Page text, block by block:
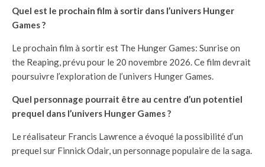
Quel est le prochain film à sortir dans l’univers Hunger
Games ?
Le prochain film à sortir est The Hunger Games: Sunrise on
the Reaping, prévu pour le 20 novembre 2026. Ce film devrait
poursuivre l’exploration de l’univers Hunger Games.
Quel personnage pourrait être au centre d’un potentiel
prequel dans l’univers Hunger Games ?
Le réalisateur Francis Lawrence a évoqué la possibilité d’un
prequel sur Finnick Odair, un personnage populaire de la saga.